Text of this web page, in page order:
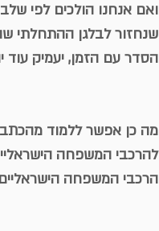
ואם אנחנו הולכים לפי
שנחזור לבלגן ההתחלתי
הסדר עם הזמן, יעמיק עוד
מה כן אפשר ללמוד
להרכבי המשפחה
הרכבי המשפחה